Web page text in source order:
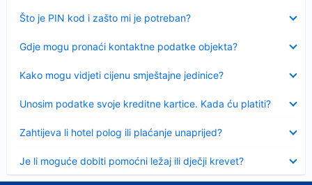
Što je PIN kod i zašto mi je potreban?
Sažeto
Gdje mogu pronaći kontaktne podatke objekta?
Kako mogu vidjeti cijenu smještajne jedinice?
Unosim podatke svoje kreditne kartice. Kada ću platiti?
Zahtijeva li hotel polog ili plaćanje unaprijed?
Je li moguće dobiti pomoćni ležaj ili dječji krevet?